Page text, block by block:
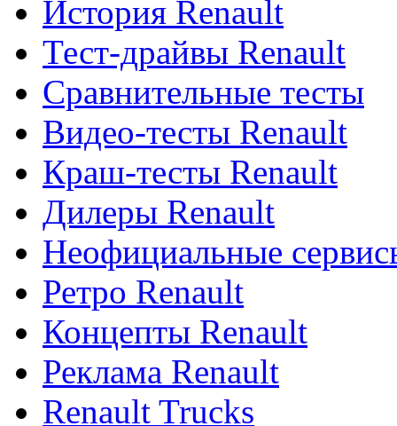
История Renault
Тест-драйвы Renault
Сравнительные тесты
Видео-тесты Renault
Краш-тесты Renault
Дилеры Renault
Неофициальные
Ретро Renault
Концепты Renault
Реклама Renault
Renault Trucks